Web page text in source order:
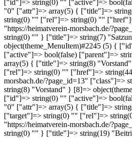
["id"]=> string(0) "" ["active"]=>
"0" ["attr"]=> array(5) { ["title"]=>
string(0) "" ["rel"]=> string(0) ""
"https://heimatverein-morsbach.de/
string(0) "" } ["title"]=> string(7)
object(theme_MenuItem)#2245 (5) {
["active"]=> bool(false) ["parent"]=>
array(5) { ["title"]=> string(8)
["rel"]=> string(0) "" ["href"]=>
morsbach.de/?page_id=13"
string(8) "Vorstand" } [8]=>
["id"]=> string(0) "" ["active"]=>
"0" ["attr"]=> array(5) { ["title"]=>
["target"]=> string(0) "" ["rel"]=>
"https://heimatverein-morsbach.de/
string(0) "" } ["title"]=> string(19)